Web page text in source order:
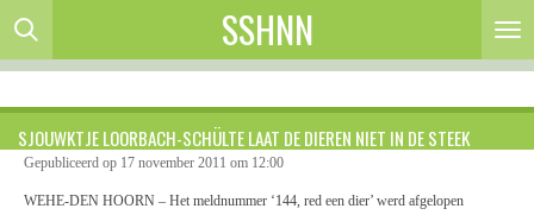
Ga
direct
naar
hoofdinhoud
SSHNN
SJOUWKTJE LOORBACH-SCHÜLTE LAAT DE DIEREN NIET IN DE STEEK
Gepubliceerd op 17 november 2011 om 12:00
WEHE-DEN HOORN – Het meldnummer ‘144, red een dier’ werd afgelopen